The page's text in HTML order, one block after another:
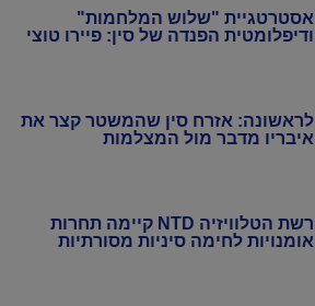
אסטרטגיית "שלוש המלחמות"
ודיפלומטית הפנדה של סין: פיירו טוצי
לראשונה: אזרח סין שהמשטר קצר את
איבריו מדבר מול המצלמות
רשת הטלוויזיה NTD קיימה תחרות
אומנויות לחימה סיניות מסורתיות